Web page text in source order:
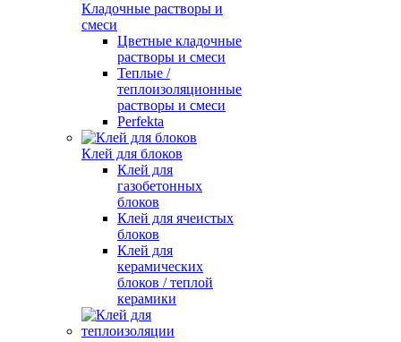
Кладочные растворы и
смеси
Цветные кладочные
растворы и смеси
Теплые /
теплоизоляционные
растворы и смеси
Perfekta
Клей для блоков
Клей для
газобетонных
блоков
Клей для ячеистых
блоков
Клей для
керамических
блоков / теплой
керамики